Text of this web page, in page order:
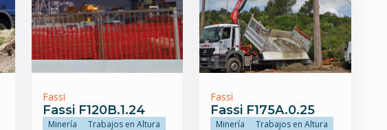
Fassi
Fassi F120B.1.24
Minería
Trabajos en Altura
Fassi
Fassi F175A.0.25
Minería
Trabajos en Altura